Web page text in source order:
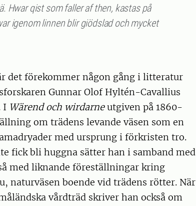
Hwar qist som faller af then, kastas på
igenom linnen blir giödslad och mycket
det förekommer någon gång i litteratur
Gunnar Olof Hyltén-Cavallius
I Wärend och wirdarneutgiven på 1860-
om trädens levande väsen som en
med ursprung i förkristen tro.
fick bli huggna sätter han i samband med
med liknande föreställningar kring
naturväsen boende vid trädens rötter. När
vårdträd skriver han också om